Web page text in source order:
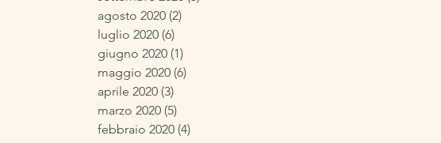
agosto 2020 (2)
luglio 2020 (6)
giugno 2020 (1)
maggio 2020 (6)
aprile 2020 (3)
marzo 2020 (5)
febbraio 2020 (4)